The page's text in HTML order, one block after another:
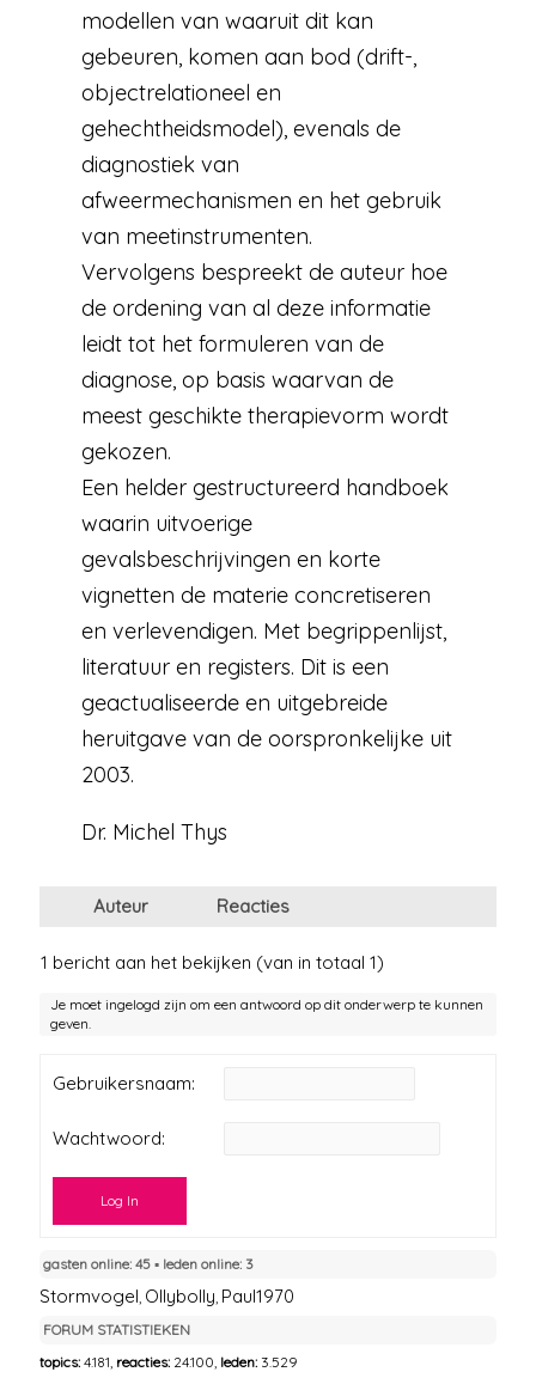
modellen van waaruit dit kan
gebeuren, komen aan bod (drift-,
objectrelationeel en
gehechtheidsmodel), evenals de
diagnostiek van
afweermechanismen en het gebruik
van meetinstrumenten.
Vervolgens bespreekt de auteur hoe
de ordening van al deze informatie
leidt tot het formuleren van de
diagnose, op basis waarvan de
meest geschikte therapievorm wordt
gekozen.
Een helder gestructureerd handboek
waarin uitvoerige
gevalsbeschrijvingen en korte
vignetten de materie concretiseren
en verlevendigen. Met begrippenlijst,
literatuur en registers. Dit is een
geactualiseerde en uitgebreide
heruitgave van de oorspronkelijke uit
2003.
Dr. Michel Thys
Auteur Reacties
1 bericht aan het bekijken (van in totaal 1)
Je moet ingelogd zijn om een antwoord op dit onderwerp te kunnen
geven.
Gebruikersnaam:
Wachtwoord:
Log In
gasten online: 45 ▪︎ leden online: 3
Stormvogel Ollybolly Paul1970
FORUM STATISTIEKEN
topics:4.181, reacties: 24.100, leden: 3.529